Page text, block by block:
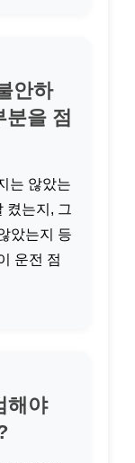
안하
을 점
는 않았는
켰는지, 그
았는지 등
운전 점
해야